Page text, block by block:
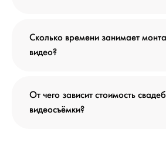
Сколько времени занимает
видео?
От чего зависит стоимость
видеосъёмки?